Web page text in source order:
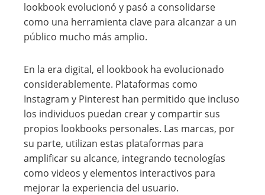
lookbook evolucionó y pasó a consolidarse
como una herramienta clave para alcanzar a un
público mucho más amplio.
En la era digital, el lookbook ha evolucionado
considerablemente. Plataformas como
Instagram y Pinterest han permitido que incluso
los individuos puedan crear y compartir sus
propios lookbooks personales. Las marcas, por
su parte, utilizan estas plataformas para
amplificar su alcance, integrando tecnologías
como videos y elementos interactivos para
mejorar la experiencia del usuario.